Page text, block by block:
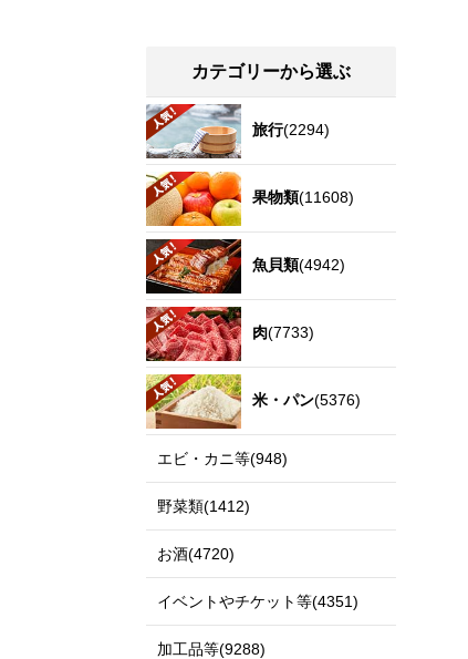
カテゴリーから選ぶ
旅行(2294)
果物類(11608)
魚貝類(4942)
肉(7733)
米・パン(5376)
エビ・カニ等(948)
野菜類(1412)
お酒(4720)
イベントやチケット等(4351)
加工品等(9288)